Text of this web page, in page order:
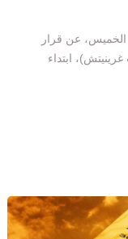
عن قرار
ابتداء